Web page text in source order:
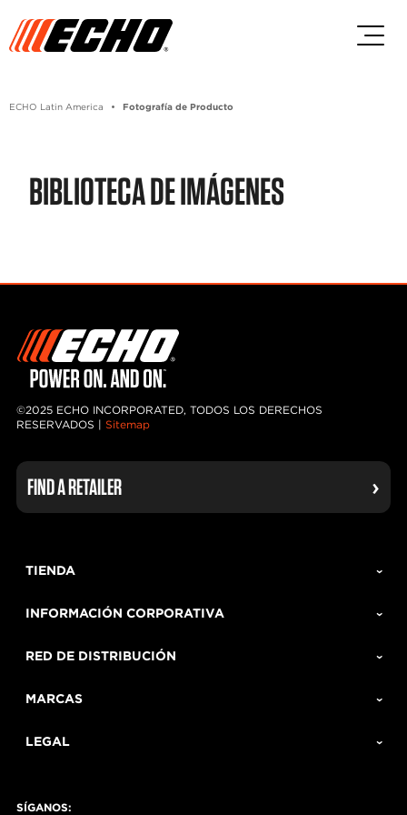
ECHO Latin America Fotografía de Producto
BIBLIOTECA DE IMÁGENES
©2025 ECHO INCORPORATED, TODOS LOS DERECHOS
RESERVADOS | Sitemap
FIND A RETAILER
TIENDA
INFORMACIÓN CORPORATIVA
RED DE DISTRIBUCIÓN
MARCAS
LEGAL
SÍGANOS: